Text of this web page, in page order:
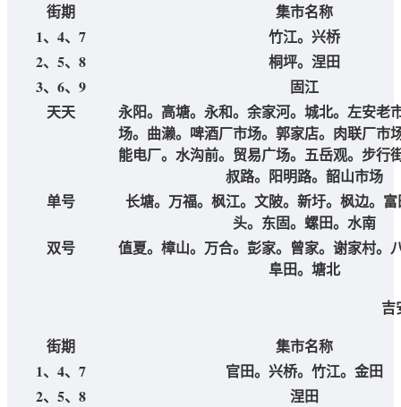
街期
集市名称
1、4、7
竹江。兴桥
2、5、8
桐坪。涅田
3、6、9
固江
天天
永阳。高塘。永和。余家河。城北。左安老
场。曲濑。啤酒厂市场。郭家店。肉联厂市
能电厂。水沟前。贸易广场。五岳观。步行
叔路。阳明路。韶山市场
单号
长塘。万福。枫江。文陂。新圩。枫边。
头。东固。螺田。水南
双号
值夏。樟山。万合。彭家。曾家。谢家村。
阜田。塘北
吉
街期
集市名称
1、4、7
官田。兴桥。竹江。金田
2、5、8
涅田